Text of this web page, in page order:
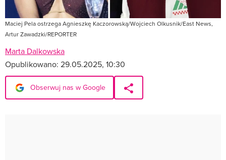
Maciej Pela ostrzega Agnieszkę Kaczorowską/Wojciech Olkusnik/East News,
Artur Zawadzki/REPORTER
Marta Dalkowska
Opublikowano: 29.05.2025, 10:30
Obserwuj nas w Google